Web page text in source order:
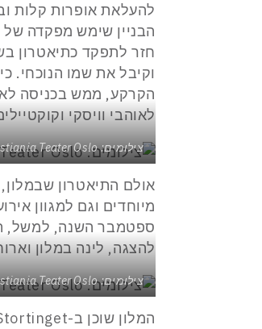
להעלאת אופרות קלות
הבניין שימש מפקדה
וקיבל את שמו הנוכחי.
הקרקע, ממש בכניסה
לאוהבי וויסקי
צילומים: Hotel Christiania Teater Oslo
אולם התיאטרון
מיוחדים וגם למגוון
ספטמבר השנה, למשל,
להצגה, לינה במלון
צילומים: Hotel Christiania Teater Oslo